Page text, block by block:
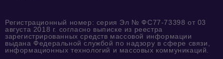
Регистрационный номер: серия Эл № ФС77-73398 от 03
августа 2018 г. согласно выписке из реестра
зарегистрированных средств массовой информации
выдана Федеральной службой по надзору в сфере связи,
информационных технологий и массовых коммуникаций.